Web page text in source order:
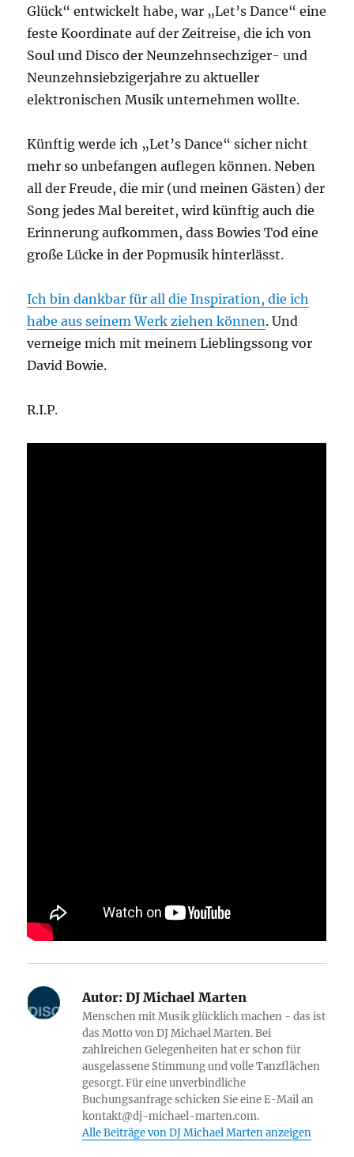
Glück“ entwickelt habe, war „Let’s Dance“ eine
feste Koordinate auf der Zeitreise, die ich von
Soul und Disco der Neunzehnsechziger- und
Neunzehnsiebzigerjahre zu aktueller
elektronischen Musik unternehmen wollte.
Künftig werde ich „Let’s Dance“ sicher nicht
mehr so unbefangen auflegen können. Neben
all der Freude, die mir (und meinen Gästen) der
Song jedes Mal bereitet, wird künftig auch die
Erinnerung aufkommen, dass Bowies Tod eine
große Lücke in der Popmusik hinterlässt.
Ich bin dankbar für all die Inspiration, die ich
habe aus seinem Werk ziehen können. Und
verneige mich mit meinem Lieblingssong vor
David Bowie.
R.I.P.
Autor: DJ Michael Marten
Menschen mit Musik glücklich machen - das ist
das Motto von DJ Michael Marten. Bei
zahlreichen Gelegenheiten hat er schon für
ausgelassene Stimmung und volle Tanzflächen
gesorgt. Für eine unverbindliche
Buchungsanfrage schicken Sie eine E-Mail an
kontakt@dj-michael-marten.com.
Alle Beiträge von DJ Michael Marten anzeigen